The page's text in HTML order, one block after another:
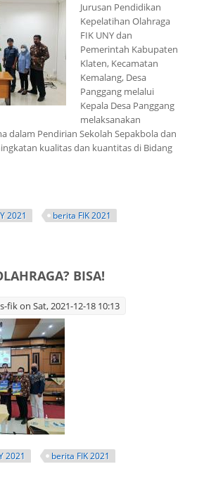
Jurusan Pendidikan
Kepelatihan Olahraga
FIK UNY dan
Pemerintah Kabupaten
Klaten, Kecamatan
Kemalang, Desa
Panggang melalui
Kepala Desa Panggang
melaksanakan
dalam Pendirian Sekolah Sepakbola dan
kualitas dan kuantitas di Bidang
2021 berita FIK 2021
BISA!
fikon Sat, 2021-12-18 10:13
2021 berita FIK 2021